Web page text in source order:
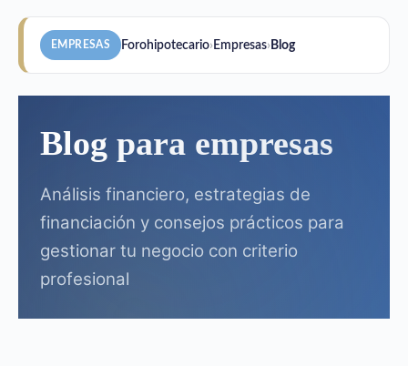
contenido
EMPRESAS Forohipotecario› Empresas› Blog
Blog para empresas
Análisis financiero, estrategias de
financiación y consejos prácticos para
gestionar tu negocio con criterio
profesional